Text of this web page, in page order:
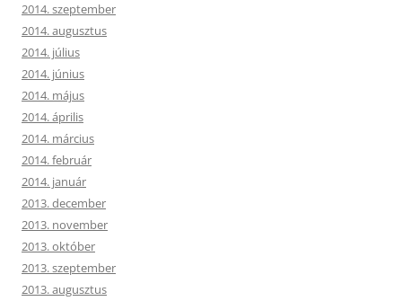
2014. szeptember
2014. augusztus
2014. július
2014. június
2014. május
2014. április
2014. március
2014. február
2014. január
2013. december
2013. november
2013. október
2013. szeptember
2013. augusztus